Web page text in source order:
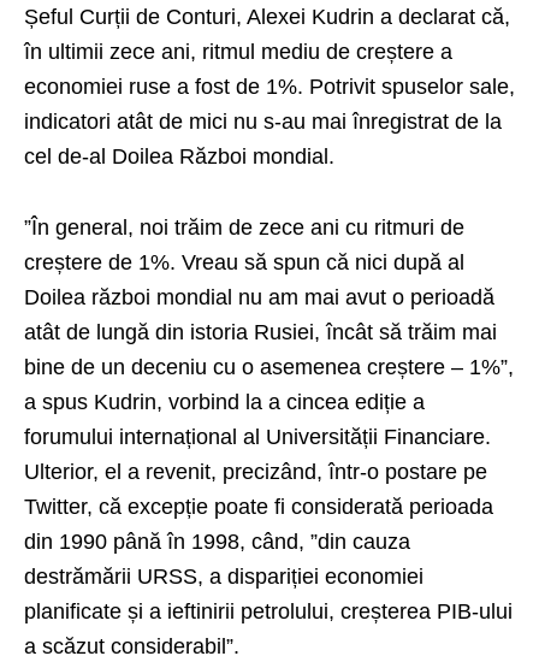
Șeful Curții de Conturi, Alexei Kudrin a declarat că,
în ultimii zece ani, ritmul mediu de creștere a
economiei ruse a fost de 1%. Potrivit spuselor sale,
indicatori atât de mici nu s-au mai înregistrat de la
cel de-al Doilea Război mondial.
”În general, noi trăim de zece ani cu ritmuri de
creștere de 1%. Vreau să spun că nici după al
Doilea război mondial nu am mai avut o perioadă
atât de lungă din istoria Rusiei, încât să trăim mai
bine de un deceniu cu o asemenea creștere – 1%”,
a spus Kudrin, vorbind la a cincea ediție a
forumului internațional al Universității Financiare.
Ulterior, el a revenit, precizând, într-o postare pe
Twitter, că excepție poate fi considerată perioada
din 1990 până în 1998, când, ”din cauza
destrămării URSS, a dispariției economiei
planificate și a ieftinirii petrolului, creșterea PIB-ului
a scăzut considerabil”.